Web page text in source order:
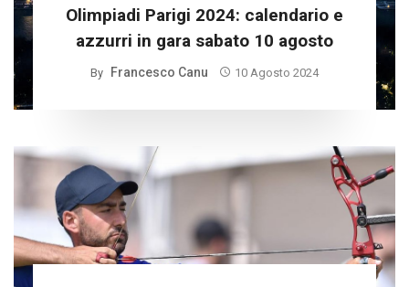
Olimpiadi Parigi 2024: calendario e
azzurri in gara sabato 10 agosto
By Francesco Canu 10 Agosto 2024